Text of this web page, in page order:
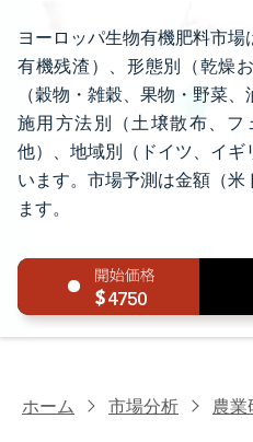
ヨーロッパ生物有機肥料市
有機残渣）、形態別（乾燥
（穀物・雑穀、果物・野菜
施用方法別（土壌散布、
他）、地域別（ドイツ、イギ
います。市場予測は金額（
ます。
4750
ホーム 市場分析 農業